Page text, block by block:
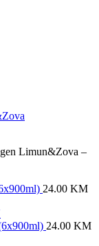
Limun&Zova –
24.00 KM
24.00 KM